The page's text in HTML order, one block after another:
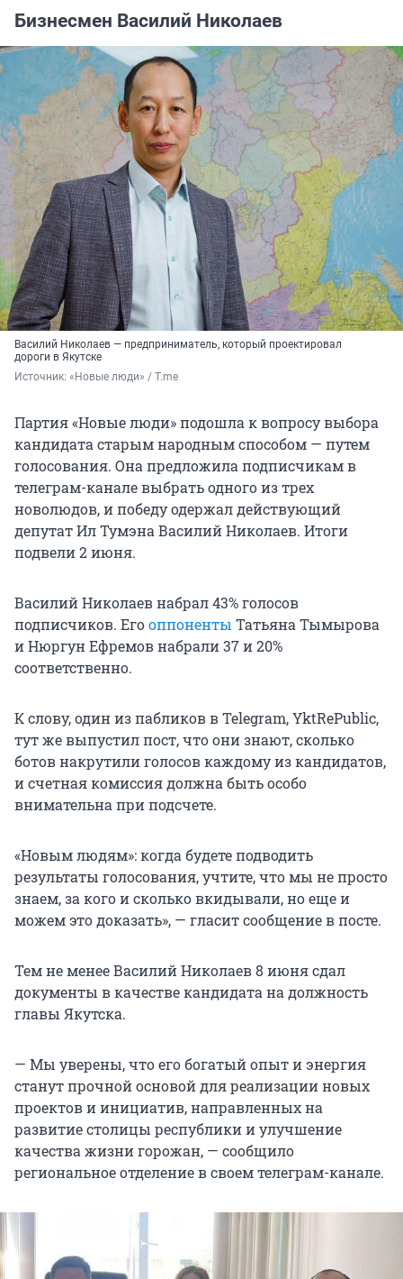
Бизнесмен Василий Николаев
Василий Николаев — предприниматель, который проектировал
дороги в Якутске
Источник: «Новые люди» / T.me
Партия «Новые люди» подошла к вопросу выбора
кандидата старым народным способом — путем
голосования. Она предложила подписчикам в
телеграм-канале выбрать одного из трех
новолюдов, и победу одержал действующий
депутат Ил Тумэна Василий Николаев. Итоги
подвели 2 июня.
Василий Николаев набрал 43% голосов
подписчиков. Егооппоненты Татьяна Тымырова
и Нюргун Ефремов набрали 37 и 20%
соответственно.
К слову, один из пабликов в Telegram, YktRePublic,
тут же выпустил пост, что они знают, сколько
ботов накрутили голосов каждому из кандидатов,
и счетная комиссия должна быть особо
внимательна при подсчете.
«Новым людям»: когда будете подводить
результаты голосования, учтите, что мы не просто
знаем, за кого и сколько вкидывали, но еще и
можем это доказать», — гласит сообщение в посте.
Тем не менее Василий Николаев 8 июня сдал
документы в качестве кандидата на должность
главы Якутска.
— Мы уверены, что его богатый опыт и энергия
станут прочной основой для реализации новых
проектов и инициатив, направленных на
развитие столицы республики и улучшение
качества жизни горожан, — сообщило
региональное отделение в своем телеграм-канале.